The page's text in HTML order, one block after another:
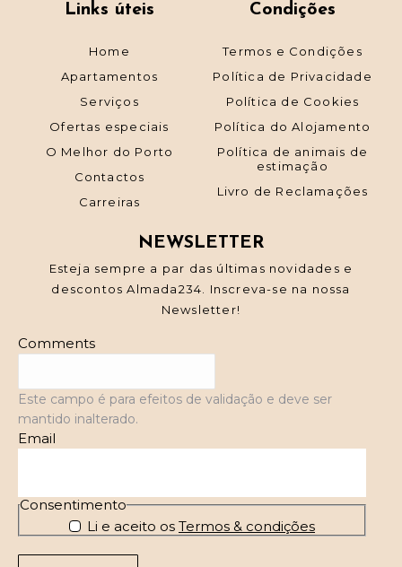
Links úteis
Home
Apartamentos
Serviços
Ofertas especiais
O Melhor do Porto
Contactos
Carreiras
Condições
Termos e Condições
Política de Privacidade
Política de Cookies
Política do Alojamento
Política de animais de
estimação
Livro de Reclamações
NEWSLETTER
Esteja sempre a par das últimas novidades e
descontos Almada234. Inscreva-se na nossa
Newsletter!
Comments
Este campo é para efeitos de validação e deve ser
mantido inalterado.
Email
Consentimento
Li e aceito os Termos & condições